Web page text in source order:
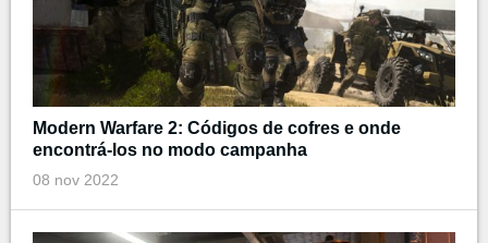
Modern Warfare 2: Códigos de cofres e onde
encontrá-los no modo campanha
08 nov 2022